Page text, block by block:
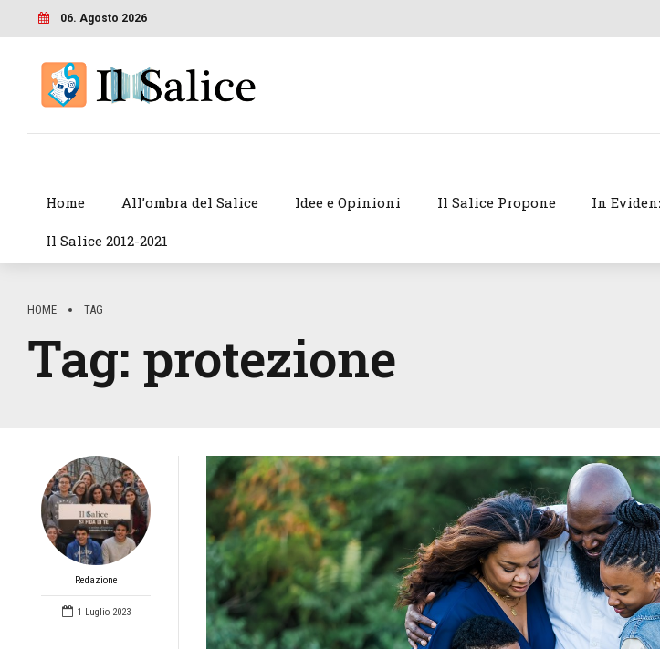
06. Agosto 2026
Home All’ombra del Salice Idee e Opinioni Il Salice Propone In
Il Salice 2012-2021
HOME TAG
Tag: protezione
Redazione
1 Luglio 2023